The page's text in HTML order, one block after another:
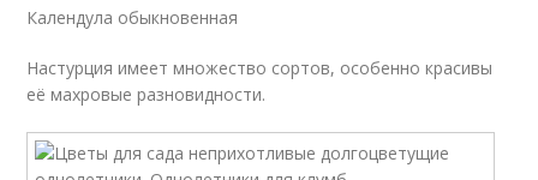
Календула обыкновенная
Настурция имеет множество сортов, особенно красивы
её махровые разновидности.